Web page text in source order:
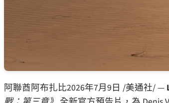
阿聯酋阿布扎比2026年7月9日 /美通社/ —